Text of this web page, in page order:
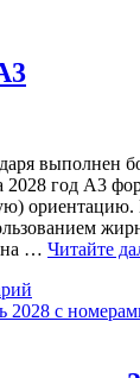
выполнен
год А3
… Читайте
Календарь